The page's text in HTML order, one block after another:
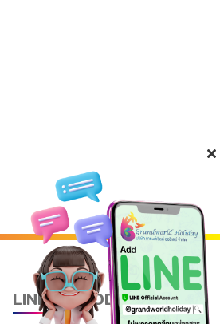
LINE QR CODE